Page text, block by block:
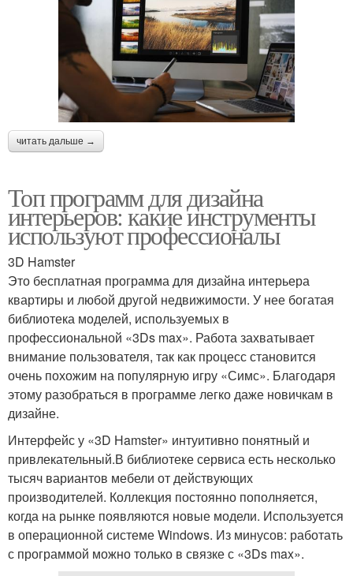
читать дальше →
Топ программ для дизайна
интерьеров: какие инструменты
используют профессионалы
3D Hamster
Это бесплатная программа для дизайна интерьера
квартиры и любой другой недвижимости. У нее богатая
библиотека моделей, используемых в
профессиональной «3Ds max». Работа захватывает
внимание пользователя, так как процесс становится
очень похожим на популярную игру «Симс». Благодаря
этому разобраться в программе легко даже новичкам в
дизайне.
Интерфейс у «3D Hamster» интуитивно понятный и
привлекательный.В библиотеке сервиса есть несколько
тысяч вариантов мебели от действующих
производителей. Коллекция постоянно пополняется,
когда на рынке появляются новые модели. Используется
в операционной системе Windows. Из минусов: работать
с программой можно только в связке с «3Ds max».